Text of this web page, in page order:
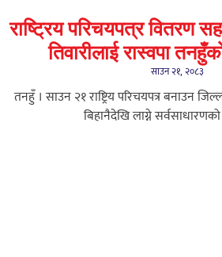
राष्ट्रिय परिचयपत्र वितरण
तिवारीलाई रास्वपा
साउन २१, २०८३
तनहुँ । साउन २१ राष्ट्रिय परिचयपत्र बनाउन
बिहानैदेखि लाग्ने